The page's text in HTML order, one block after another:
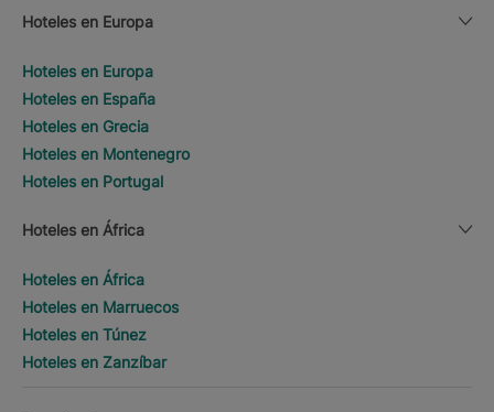
Hoteles en Europa
Hoteles en Europa
Hoteles en España
Hoteles en Grecia
Hoteles en Montenegro
Hoteles en Portugal
Hoteles en África
Hoteles en África
Hoteles en Marruecos
Hoteles en Túnez
Hoteles en Zanzíbar